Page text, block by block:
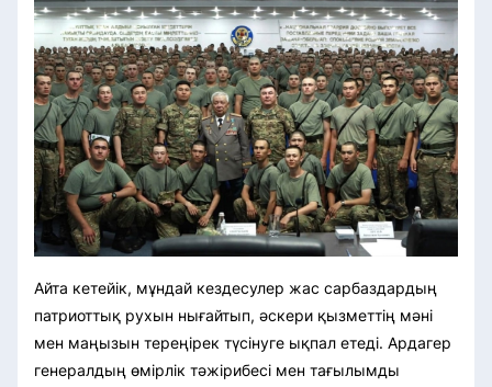
Айта кетейік, мұндай кездесулер жас сарбаздардың
патриоттық рухын нығайтып, әскери қызметтің мәні
мен маңызын тереңірек түсінуге ықпал етеді. Ардагер
генералдың өмірлік тәжірибесі мен тағылымды